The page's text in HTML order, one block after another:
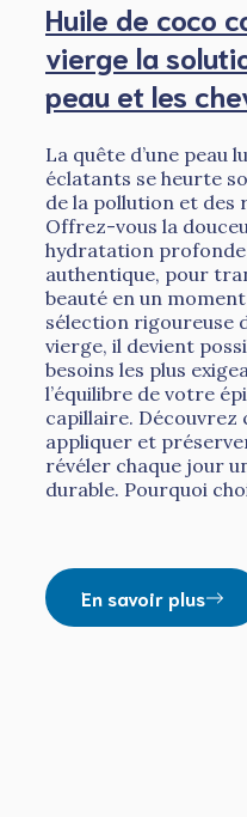
Huile de coco
vierge la
peau et les
La quête d’une peau
éclatants se heurte
de la pollution et des
Offrez-vous la
hydratation
authentique, pour
beauté en un
sélection rigoureuse
vierge, il devient
besoins les plus
l’équilibre de votre
capillaire. Découvrez
appliquer et
révéler chaque jour
durable. Pourquoi
En savoir plus